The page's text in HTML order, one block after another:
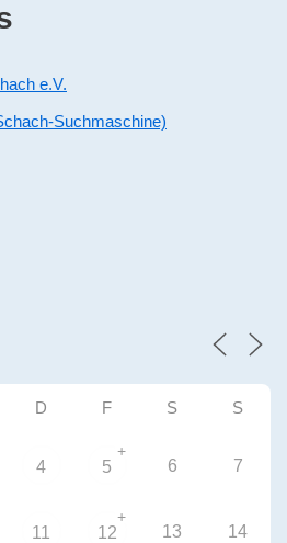
e.V.
Suchmaschine)
D F S S
4 5
+
6 7
11 12
+
13 14